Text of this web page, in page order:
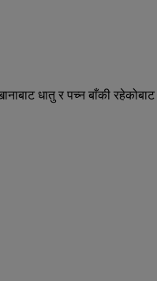
धातु र पच्न बाँकी